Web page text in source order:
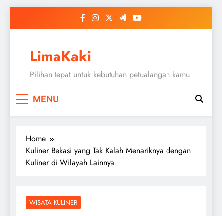
LimaKaki
Pilihan tepat untuk kebutuhan petualangan kamu.
MENU
Home
Kuliner Bekasi yang Tak Kalah Menariknya dengan
Kuliner di Wilayah Lainnya
WISATA KULINER